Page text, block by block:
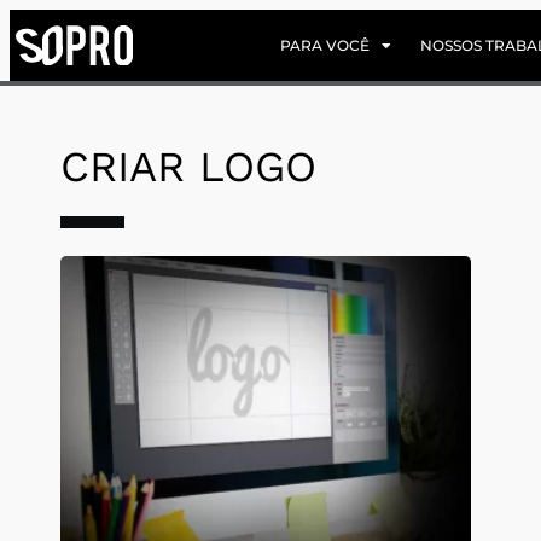
PARA VOCÊ NOSSOS
CRIAR LOGO